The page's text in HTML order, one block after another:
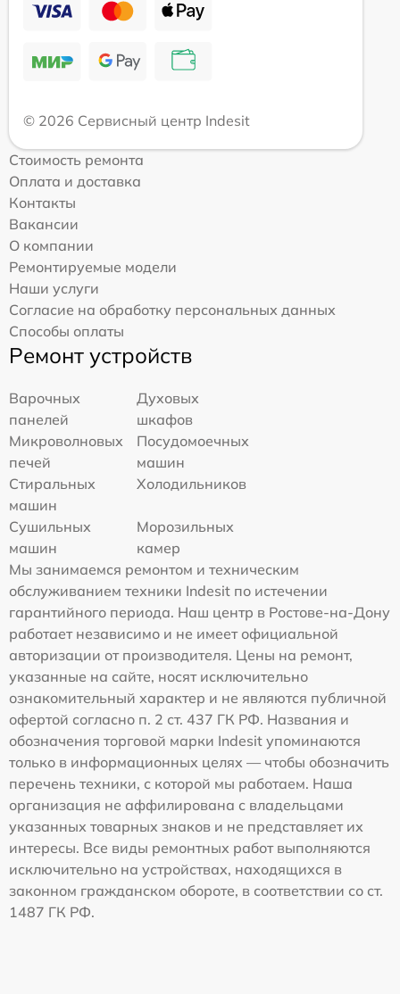
© 2026 Сервисный центр Indesit
Стоимость ремонта
Оплата и доставка
Контакты
Вакансии
О компании
Ремонтируемые модели
Наши услуги
Согласие на обработку персональных данных
Способы оплаты
Ремонт устройств
Варочных
панелей
Духовых
шкафов
Микроволновых
печей
Посудомоечных
машин
Стиральных
машин
Холодильников
Сушильных
машин
Морозильных
камер
Мы занимаемся ремонтом и техническим
обслуживанием техники Indesit по истечении
гарантийного периода. Наш центр в Ростове-на-Дону
работает независимо и не имеет официальной
авторизации от производителя. Цены на ремонт,
указанные на сайте, носят исключительно
ознакомительный характер и не являются публичной
офертой согласно п. 2 ст. 437 ГК РФ. Названия и
обозначения торговой марки Indesit упоминаются
только в информационных целях — чтобы обозначить
перечень техники, с которой мы работаем. Наша
организация не аффилирована с владельцами
указанных товарных знаков и не представляет их
интересы. Все виды ремонтных работ выполняются
исключительно на устройствах, находящихся в
законном гражданском обороте, в соответствии со ст.
1487 ГК РФ.